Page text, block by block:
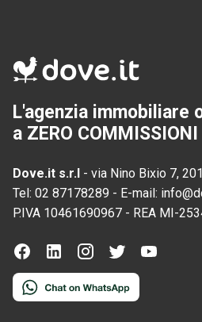
L'agenzia immobiliare
a ZERO COMMISSIONI
Dove.it s.r.l - via Nino Bixio 7,
Tel: 02 87178289 - E-mail:
P.IVA 10461690967 - REA MI-